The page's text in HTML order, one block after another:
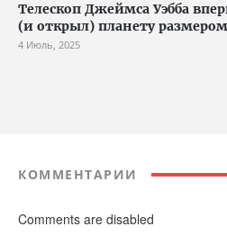
Телескоп Джеймса Уэбба
(и открыл) планету
4 Июль, 2025
КОММЕНТАРИИ
Comments are disabled